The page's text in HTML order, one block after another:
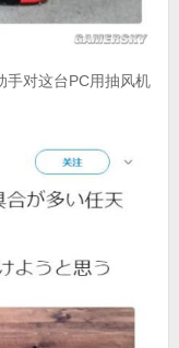
手对这台PC用抽风机